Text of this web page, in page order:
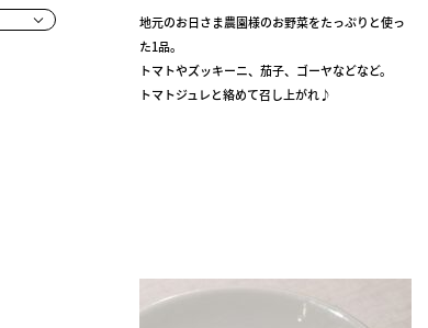
地元のお日さま農園様のお野菜をたっぷりと使っ
た1品。
トマトやズッキーニ、茄子、ゴーヤなどなど。
トマトジュレと絡めて召し上がれ♪